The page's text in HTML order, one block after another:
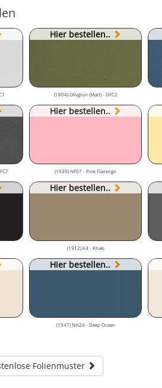
Hier bestellen..
(1804) Olivgrün (Matt) - DFC2
Hier bestellen..
(1939) NF07 - Pink Flamingo
Hier bestellen..
(1912) K4 - Khaki
Hier bestellen..
(1947) NH24 - Deep Ocean
Folienmuster